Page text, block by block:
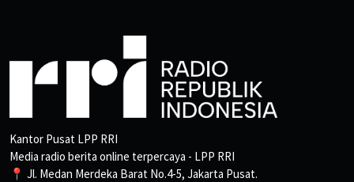
Kantor Pusat LPP RRI
Media radio berita online terpercaya - LPP RRI
📍 Jl. Medan Merdeka Barat No.4-5, Jakarta Pusat.